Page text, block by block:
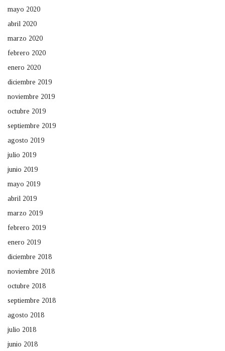
mayo 2020
abril 2020
marzo 2020
febrero 2020
enero 2020
diciembre 2019
noviembre 2019
octubre 2019
septiembre 2019
agosto 2019
julio 2019
junio 2019
mayo 2019
abril 2019
marzo 2019
febrero 2019
enero 2019
diciembre 2018
noviembre 2018
octubre 2018
septiembre 2018
agosto 2018
julio 2018
junio 2018